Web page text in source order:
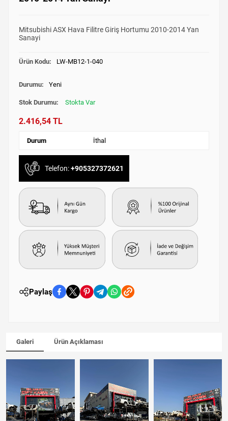
Mitsubishi ASX Hava Filitre Giriş Hortumu 2010-2014 Yan
Sanayi
Ürün Kodu: LW-MB12-1-040
Durumu: Yeni
Stok Durumu: Stokta Var
2.416,54 TL
Durum İthal
Telefon:+905327372621
Paylaş
Galeri Ürün Açıklaması